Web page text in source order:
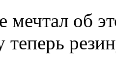
мечтал об
теперь